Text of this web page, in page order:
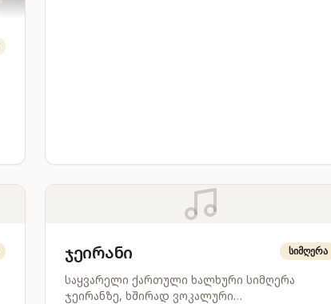
ჯეირანი სიმღერა
საყვარელი ქართული ხალხური სიმღერა
ჯეირანზე, ხშირად ვოკალური